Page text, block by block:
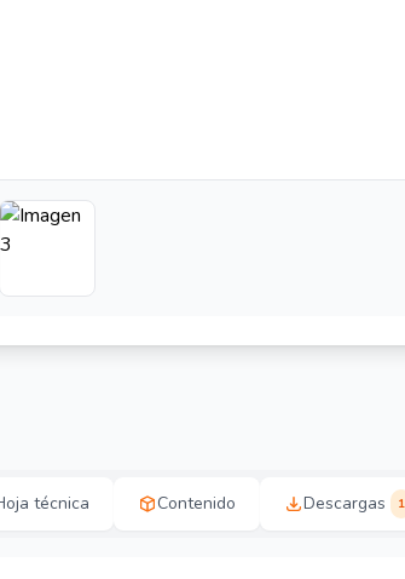
técnica Contenido Descargas 1